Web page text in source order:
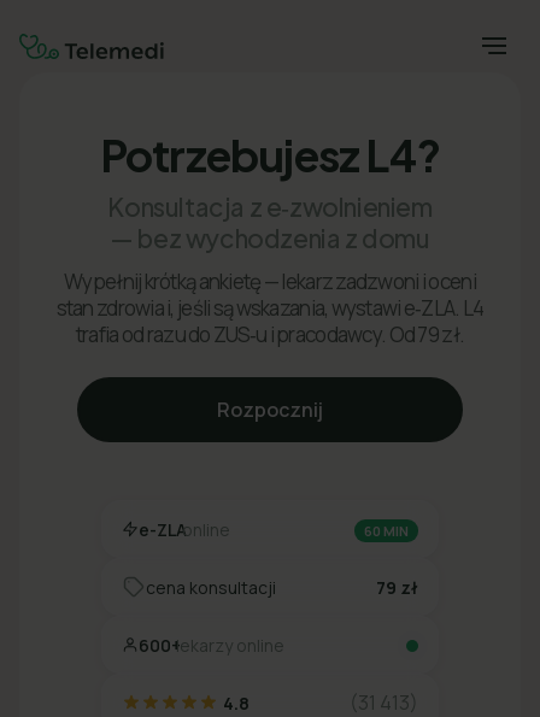
Potrzebujesz L4?
Konsultacja z e‑zwolnieniem
— bez wychodzenia z domu
Wypełnij krótką ankietę — lekarz zadzwoni i oceni
stan zdrowia i, jeśli są wskazania, wystawi e‑ZLA. L4
trafia od razu do ZUS‑u i pracodawcy. Od 79 zł.
Rozpocznij
e-ZLAonline 60 MIN
cena konsultacji 79 zł
600+lekarzy online
4.8 (31 413)